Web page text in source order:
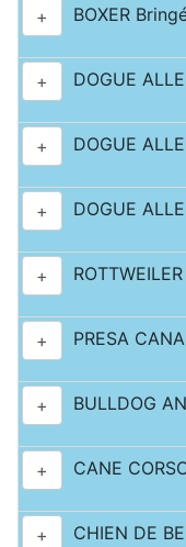
+ BOXER
+ DOGUE
+ DOGUE
+ DOGUE
+
+ PRESA
+ BULLDOG
+ CANE
+ CHIEN DE